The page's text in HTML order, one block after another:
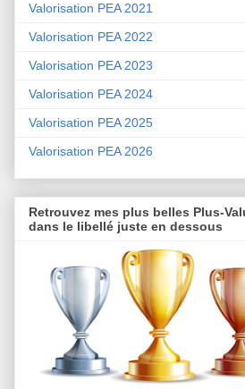
Valorisation PEA 2021
Valorisation PEA 2022
Valorisation PEA 2023
Valorisation PEA 2024
Valorisation PEA 2025
Valorisation PEA 2026
Retrouvez mes plus belles Plus-
dans le libellé juste en dessous